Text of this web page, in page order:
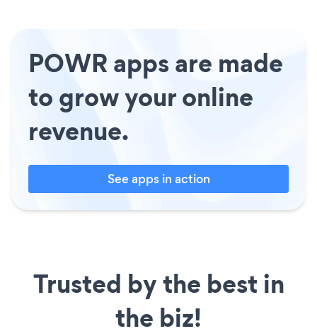
POWR apps are made
to grow your online
revenue.
See apps in action
Trusted by the best in
the biz!